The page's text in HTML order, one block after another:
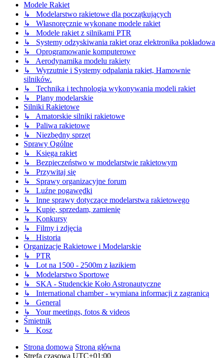
Modele Rakiet
↳ Modelarstwo rakietowe dla początkujących
↳ Własnoręcznie wykonane modele rakiet
↳ Modele rakiet z silnikami PTR
↳ Systemy odzyskiwania rakiet oraz elektronika pokładowa
↳ Oprogramowanie komputerowe
↳ Aerodynamika modelu rakiety
↳ Wyrzutnie i Systemy odpalania rakiet, Hamownie
silników.
↳ Technika i technologia wykonywania modeli rakiet
↳ Plany modelarskie
Silniki Rakietowe
↳ Amatorskie silniki rakietowe
↳ Paliwa rakietowe
↳ Niezbędny sprzęt
Sprawy Ogólne
↳ Księga rakiet
↳ Bezpieczeństwo w modelarstwie rakietowym
↳ Przywitaj się
↳ Sprawy organizacyjne forum
↳ Luźne pogawędki
↳ Inne sprawy dotyczące modelarstwa rakietowego
↳ Kupię, sprzedam, zamienię
↳ Konkursy
↳ Filmy i zdjęcia
↳ Historia
Organizacje Rakietowe i Modelarskie
↳ PTR
↳ Lot na 1500 - 2500m z łazikiem
↳ Modelarstwo Sportowe
↳ SKA - Studenckie Koło Astronautyczne
↳ International chamber - wymiana informacji z zagranicą
↳ General
↳ Your meetings, fotos & videos
Śmietnik
↳ Kosz
Strona domowa Strona główna
Strefa czasowa UTC+01:00